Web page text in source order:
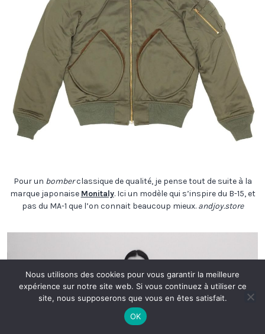
Pour un bomberclassique de qualité, je pense tout de suite à la
marque japonaise Monitaly. Ici un modèle qui s’inspire du B-15, et
pas du MA-1 que l’on connait beaucoup mieux. andjoy.store
Nous utilisons des cookies pour vous garantir la meilleure
expérience sur notre site web. Si vous continuez à utiliser ce
site, nous supposerons que vous en êtes satisfait.
OK